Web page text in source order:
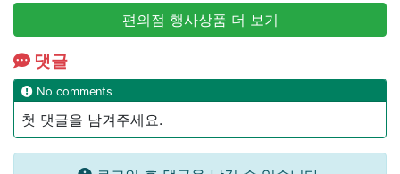
편의점 행사상품 더 보기
댓글
No comments
첫 댓글을 남겨주세요.